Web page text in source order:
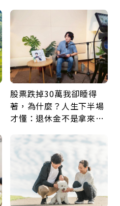
股票跌掉30萬我卻睡得
著，為什麼？人生下半場
才懂：退休金不是拿來拚
不能賭